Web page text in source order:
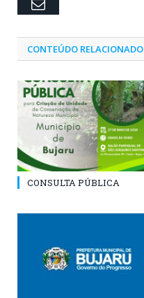
Email
CONTEÚDO RELACIONADO
CONSULTA PÚBLICA